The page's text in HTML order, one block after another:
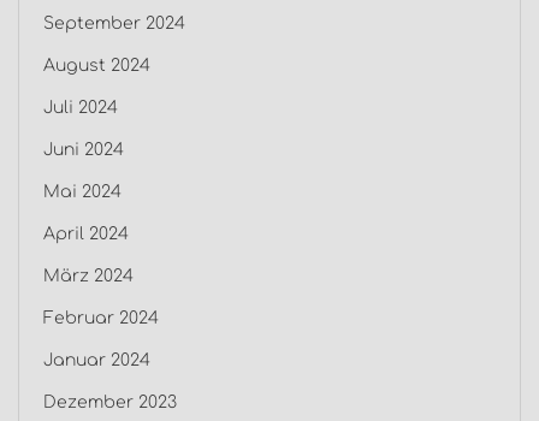
September 2024
August 2024
Juli 2024
Juni 2024
Mai 2024
April 2024
März 2024
Februar 2024
Januar 2024
Dezember 2023